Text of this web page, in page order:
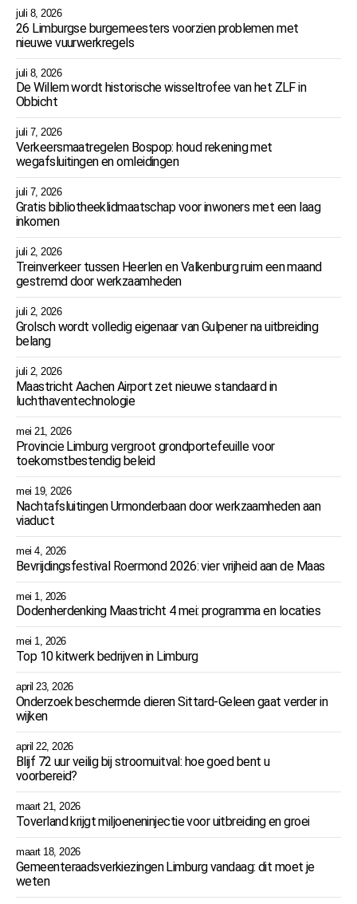
juli 8, 2026
26 Limburgse burgemeesters voorzien problemen met
nieuwe vuurwerkregels
juli 8, 2026
De Willem wordt historische wisseltrofee van het ZLF in
Obbicht
juli 7, 2026
Verkeersmaatregelen Bospop: houd rekening met
wegafsluitingen en omleidingen
juli 7, 2026
Gratis bibliotheeklidmaatschap voor inwoners met een laag
inkomen
juli 2, 2026
Treinverkeer tussen Heerlen en Valkenburg ruim een maand
gestremd door werkzaamheden
juli 2, 2026
Grolsch wordt volledig eigenaar van Gulpener na uitbreiding
belang
juli 2, 2026
Maastricht Aachen Airport zet nieuwe standaard in
luchthaventechnologie
mei 21, 2026
Provincie Limburg vergroot grondportefeuille voor
toekomstbestendig beleid
mei 19, 2026
Nachtafsluitingen Urmonderbaan door werkzaamheden aan
viaduct
mei 4, 2026
Bevrijdingsfestival Roermond 2026: vier vrijheid aan de Maas
mei 1, 2026
Dodenherdenking Maastricht 4 mei: programma en locaties
mei 1, 2026
Top 10 kitwerk bedrijven in Limburg
april 23, 2026
Onderzoek beschermde dieren Sittard-Geleen gaat verder in
wijken
april 22, 2026
Blijf 72 uur veilig bij stroomuitval: hoe goed bent u
voorbereid?
maart 21, 2026
Toverland krijgt miljoeneninjectie voor uitbreiding en groei
maart 18, 2026
Gemeenteraadsverkiezingen Limburg vandaag: dit moet je
weten